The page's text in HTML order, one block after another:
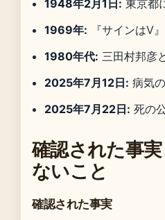
1948年2月1日: 東京都
1969年: 『サインはV
1980年代: 三田村邦彦
2025年7月12日: 病気
2025年7月22日: 死の
確認された事
ないこと
確認された事実